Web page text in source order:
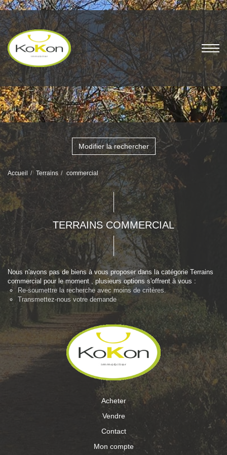
Modifier la rechercher
Accueil Terrains commercial
TERRAINS COMMERCIAL
Nous n'avons pas de biens à vous proposer dans la catégorie Terrains
commercial pour le moment , plusieurs options s'offrent à vous :
Re-soumettre la recherche avec moins de critères.
Transmettez-nous votre demande
Acheter
Vendre
Contact
Mon compte